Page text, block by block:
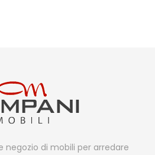
negozio di mobili per arredare